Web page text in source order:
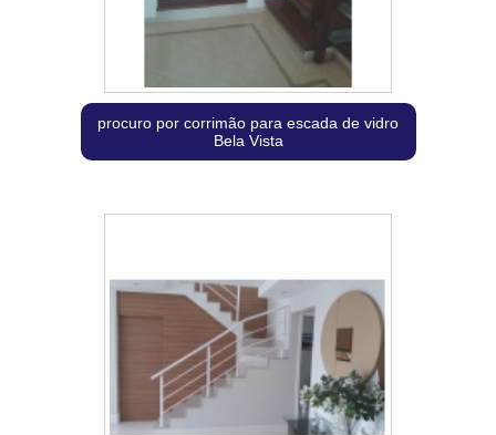
procuro por corrimão para escada de vidro
Bela Vista